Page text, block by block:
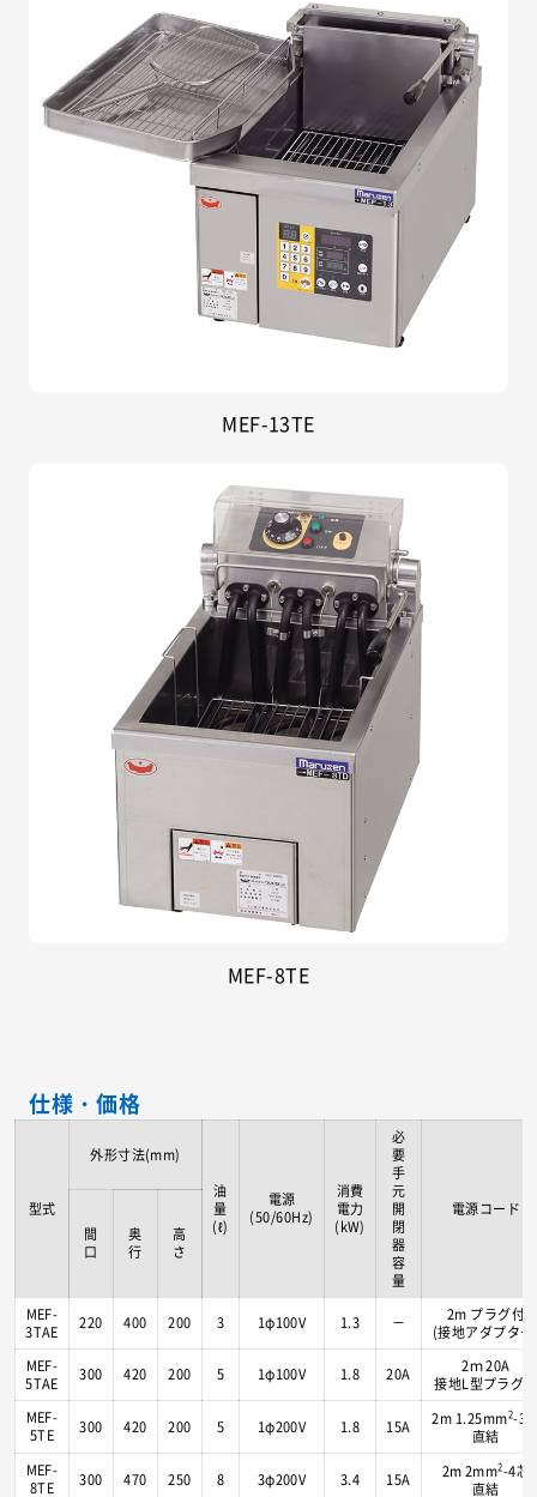
MEF-13TE
MEF-8TE
仕様・価格
型式
外形寸法(mm)
油
量
(ℓ)
電源
(50/60Hz)
消費
電力
(kW)
必
要
手
元
開
閉
器
容
量
電源コード
間
口
奥
行
高
さ
MEF-
3TAE
220 400 200 3 1φ100V 1.3 －
2m プラグ付
(接地アダプタ
MEF-
5TAE
300 420 200 5 1φ100V 1.8 20A
2ｍ 20A
接地L型プラグ付
MEF-
5TE
300 420 200 5 1φ200V 1.8 15A 2m 1.25mm2-3
直結
MEF-
8TE
300 470 250 8 3φ200V 3.4 15A 2m 2mm2-4芯
直結